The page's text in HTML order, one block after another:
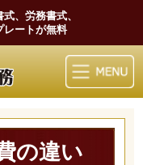
、労務書式、
レートが無料
マイ法務
の違い